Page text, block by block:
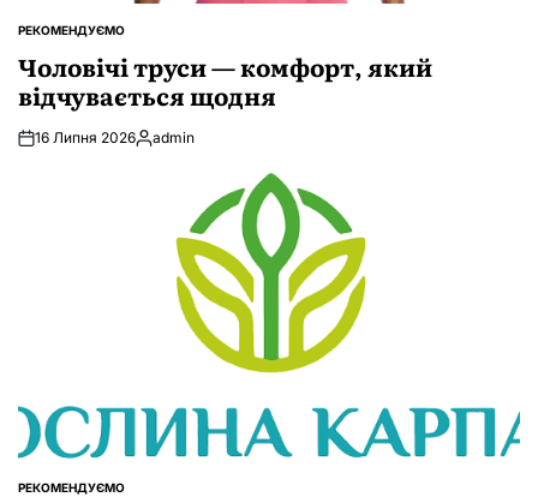
ОПУБЛІКУВАТИ
РЕКОМЕНДУЄМО
Чоловічі труси — комфорт, який
відчувається щодня
16 Липня 2026Опубліковано
admin
ОПУБЛІКУВАТИ
РЕКОМЕНДУЄМО